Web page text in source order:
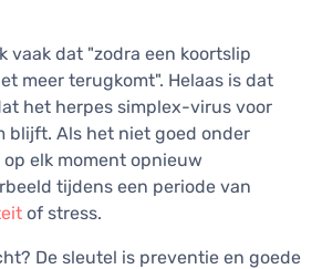
vaak dat "zodra een koortslip
meer terugkomt". Helaas is dat
het herpes simplex-virus voor
blijft. Als het niet goed onder
elk moment opnieuw
tijdens een periode van
of stress.
De sleutel is preventie en goede